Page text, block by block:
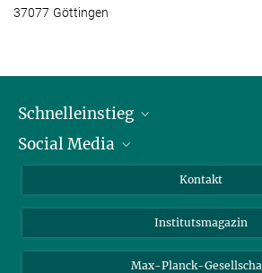
37077 Göttingen
Schnelleinstieg
Alumni
Social Media
Facebook
Kontakt
Institutsmagazin
Max-Planck-